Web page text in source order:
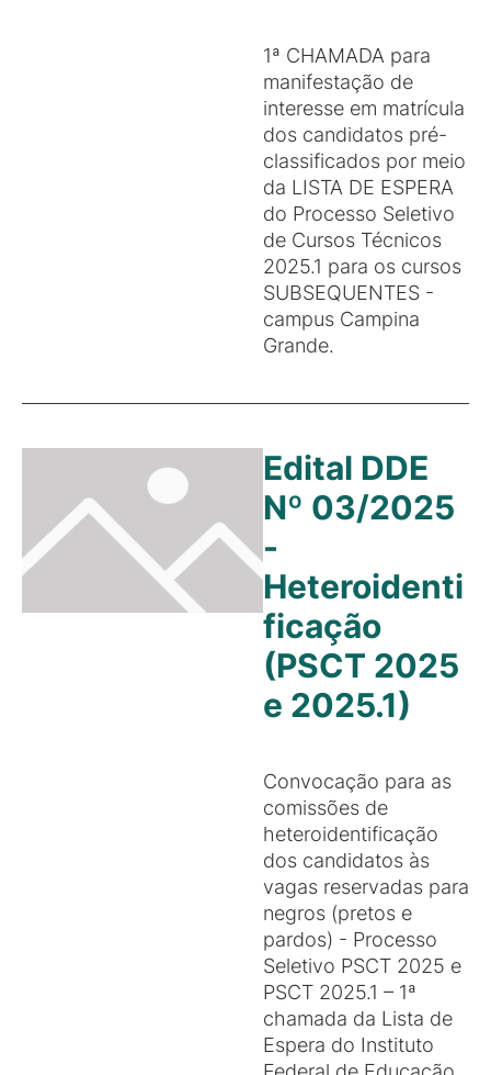
1ª CHAMADA para
manifestação de
interesse em matrícula
dos candidatos pré-
classificados por meio
da LISTA DE ESPERA
do Processo Seletivo
de Cursos Técnicos
2025.1 para os cursos
SUBSEQUENTES -
campus Campina
Grande.
Edital DDE
Nº 03/2025
-
Heteroidenti
ficação
(PSCT 2025
e 2025.1)
Convocação para as
comissões de
heteroidentificação
dos candidatos às
vagas reservadas para
negros (pretos e
pardos) - Processo
Seletivo PSCT 2025 e
PSCT 2025.1 – 1ª
chamada da Lista de
Espera do Instituto